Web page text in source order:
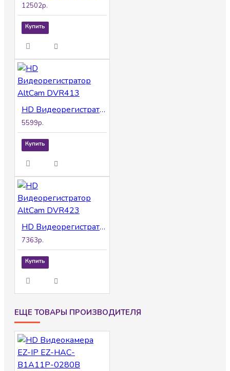
12502р.
Купить
HD Видеорегистратор AltCam DVR413
5599р.
Купить
HD Видеорегистратор AltCam DVR423
7363р.
Купить
ЕЩЕ ТОВАРЫ ПРОИЗВОДИТЕЛЯ